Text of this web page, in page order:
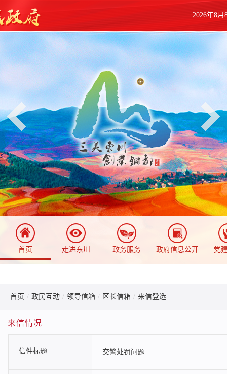
2026年8
首页 走进东川 政务服务 政府信息公开 党
首页 / 政民互动 / 领导信箱 / 区长信箱 / 来信登选
来信情况
信件标题: 交警处罚问题